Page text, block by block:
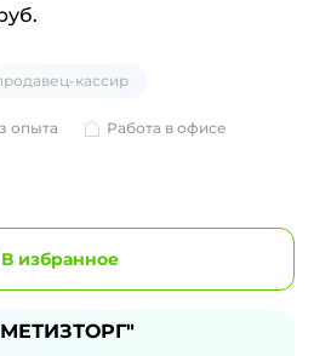
кассир
опыта
Работа в офисе
В избранное